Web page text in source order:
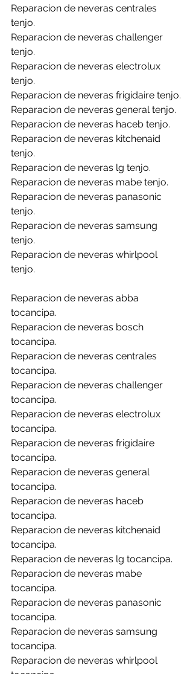
Reparacion de neveras centrales
tenjo.
Reparacion de neveras challenger
tenjo.
Reparacion de neveras electrolux
tenjo.
Reparacion de neveras frigidaire tenjo.
Reparacion de neveras general tenjo.
Reparacion de neveras haceb tenjo.
Reparacion de neveras kitchenaid
tenjo.
Reparacion de neveras lg tenjo.
Reparacion de neveras mabe tenjo.
Reparacion de neveras panasonic
tenjo.
Reparacion de neveras samsung
tenjo.
Reparacion de neveras whirlpool
tenjo.
Reparacion de neveras abba
tocancipa.
Reparacion de neveras bosch
tocancipa.
Reparacion de neveras centrales
tocancipa.
Reparacion de neveras challenger
tocancipa.
Reparacion de neveras electrolux
tocancipa.
Reparacion de neveras frigidaire
tocancipa.
Reparacion de neveras general
tocancipa.
Reparacion de neveras haceb
tocancipa.
Reparacion de neveras kitchenaid
tocancipa.
Reparacion de neveras lg tocancipa.
Reparacion de neveras mabe
tocancipa.
Reparacion de neveras panasonic
tocancipa.
Reparacion de neveras samsung
tocancipa.
Reparacion de neveras whirlpool